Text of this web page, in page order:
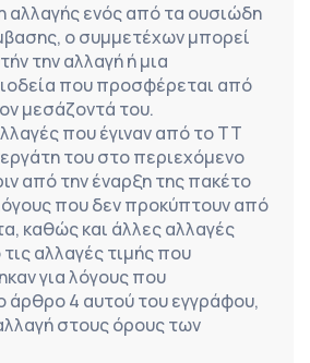
αλλαγής ενός από τα ουσιώδη
ο συμμετέχων μπορεί
την αλλαγή ή μια
που προσφέρεται από
μεσάζοντά του.
που έγιναν από το TT
του στο περιεχόμενο
από την έναρξη της πακέτο
που δεν προκύπτουν από
καθώς και άλλες αλλαγές
αλλαγές τιμής που
για λόγους που
άρθρο 4 αυτού του εγγράφου,
στους όρους των